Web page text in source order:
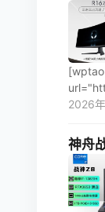
[wptao
2026
神舟